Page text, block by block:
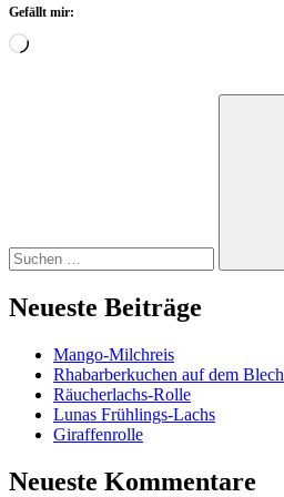
Gefällt mir:
Wird
Neueste Beiträge
Mango-Milchreis
Rhabarberkuchen auf dem Blech
Räucherlachs-Rolle
Lunas Frühlings-Lachs
Giraffenrolle
Neueste Kommentare